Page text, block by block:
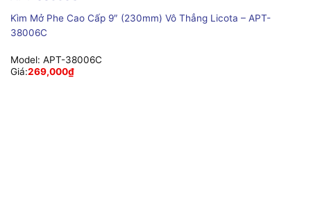
Kìm Mở Phe Cao Cấp 9″ (230mm) Vô Thẳng Licota – APT-
38006C
Model: APT-38006C
Giá:269,000₫